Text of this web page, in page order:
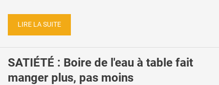
LIRE LA SUITE
SATIÉTÉ : Boire de l'eau à table fait
manger plus, pas moins